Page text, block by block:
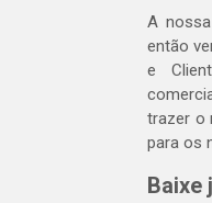
A
então
e
trazer o
para os
Baixe